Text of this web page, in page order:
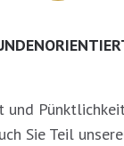
und
Sie Teil